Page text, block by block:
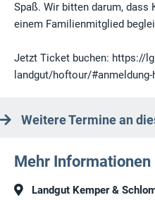
Spaß. Wir bitten darum, dass
einem Familienmitglied
Jetzt Ticket buchen: https://
landgut/hoftour/
Weitere Termine an
Mehr Informationen
Landgut Kemper &